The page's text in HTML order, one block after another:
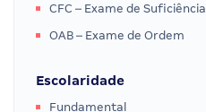
CFC – Exame de Suficiência
OAB – Exame de Ordem
Escolaridade
Fundamental